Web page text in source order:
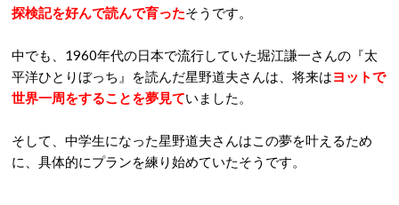
探検記を好んで読んで育ったそうです。
中でも、1960年代の日本で流行していた堀江謙一さんの『太
平洋ひとりぼっち』を読んだ星野道夫さんは、将来はヨットで
世界一周をすることを夢見ていました。
そして、中学生になった星野道夫さんはこの夢を叶えるため
に、具体的にプランを練り始めていたそうです。